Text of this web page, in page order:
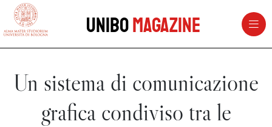
vai al contenuto della pagina
UniboMagazine
Un sistema di comunicazione
grafica condiviso tra le